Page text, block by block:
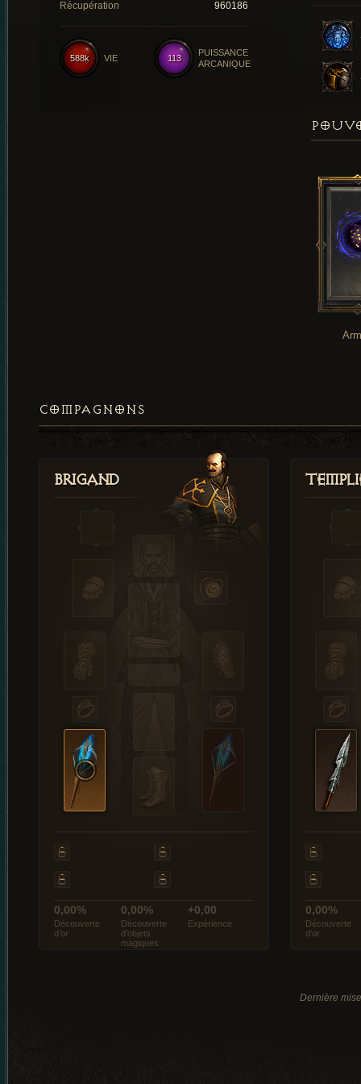
Récupération
960186
113
PUISSANCE
ARCANIQUE
588k VIE
COMPAGNONS
Brigand
0,00%
Découverte
d’or
0,00%
Découverte
d’objets
magiques
+0,00
Expérience
0,00%
Découverte
d’or
Dernière